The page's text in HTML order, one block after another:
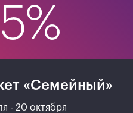
«Семейный»
- 20 октября